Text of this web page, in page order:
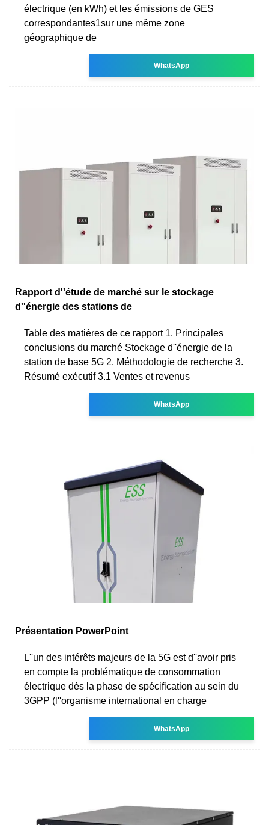
électrique (en kWh) et les émissions de GES
correspondantes1sur une même zone
géographique de
WhatsApp
Rapport d''étude de marché sur le stockage
d''énergie des stations de
Table des matières de ce rapport 1. Principales
conclusions du marché Stockage d''énergie de la
station de base 5G 2. Méthodologie de recherche 3.
Résumé exécutif 3.1 Ventes et revenus
WhatsApp
Présentation PowerPoint
L''un des intérêts majeurs de la 5G est d''avoir pris
en compte la problématique de consommation
électrique dès la phase de spécification au sein du
3GPP (l''organisme international en charge
WhatsApp